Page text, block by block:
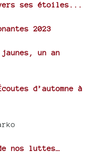
ses étoiles...
2023
un an
d’automne à
nos luttes…